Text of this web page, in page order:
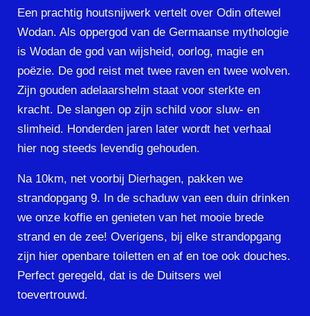
Een prachtig houtsnijwerk vertelt over Odin oftewel
Wodan. Als oppergod van de Germaanse mythologie
is Wodan de god van wijsheid, oorlog, magie en
poëzie. De god reist met twee raven en twee wolven.
Zijn gouden adelaarshelm staat voor sterkte en
kracht. De slangen op zijn schild voor sluw- en
slimheid. Honderden jaren later wordt het verhaal
hier nog steeds levendig gehouden.
Na 10km, net voorbij Dierhagen, pakken we
strandopgang 9. In de schaduw van een duin drinken
we onze koffie en genieten van het mooie brede
strand en de zee! Overigens, bij elke strandopgang
zijn hier openbare toiletten en af en toe ook douches.
Perfect geregeld, dat is de Duitsers wel
toevertrouwd.